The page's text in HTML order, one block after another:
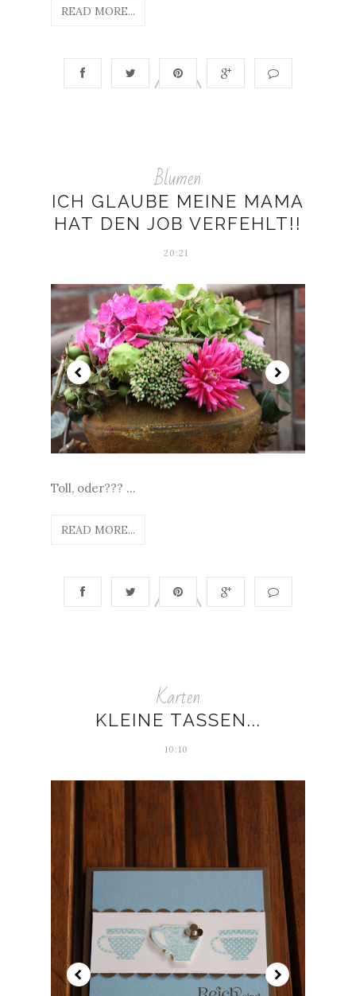
READ MORE...
Blumen
ICH GLAUBE MEINE MAMA
HAT DEN JOB VERFEHLT!!
20:21
Toll, oder??? ...
READ MORE...
Karten
KLEINE TASSEN...
10:10